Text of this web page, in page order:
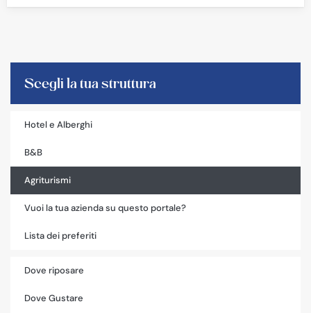
Scegli la tua struttura
Hotel e Alberghi
B&B
Agriturismi
Vuoi la tua azienda su questo portale?
Lista dei preferiti
Dove riposare
Dove Gustare